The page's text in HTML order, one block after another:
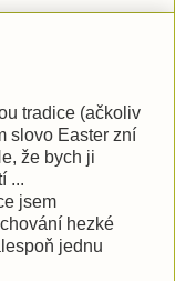
tradice (ačkoliv
slovo Easter zní
že bych ji
...
jsem
hezké
jednu